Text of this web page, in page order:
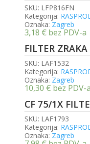
SKU: LFP816FN
Kategorija:
Oznaka: Zagreb
3,18 € bez PDV-a
FILTER
SKU: LAF1532
Kategorija:
Oznaka: Zagreb
10,30 € bez PDV-a
CF 75/1X
SKU: LAF1793
Kategorija:
Oznaka: Zagreb